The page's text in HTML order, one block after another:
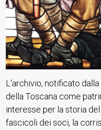
L'archivio, notificato
della Toscana come
interesse per la storia
fascicoli dei soci, la